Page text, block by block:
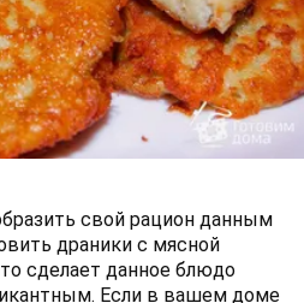
свой рацион данным
драники с мясной
сделает данное блюдо
Если в вашем доме